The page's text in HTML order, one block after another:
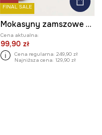
FINAL SALE
Mokasyny zamszowe damskie z elastyczną podeszwą kolor brązowy
Cena aktualna:
99,90 zł
Cena regularna: 249,90 zł
Najniższa cena: 129,90 zł